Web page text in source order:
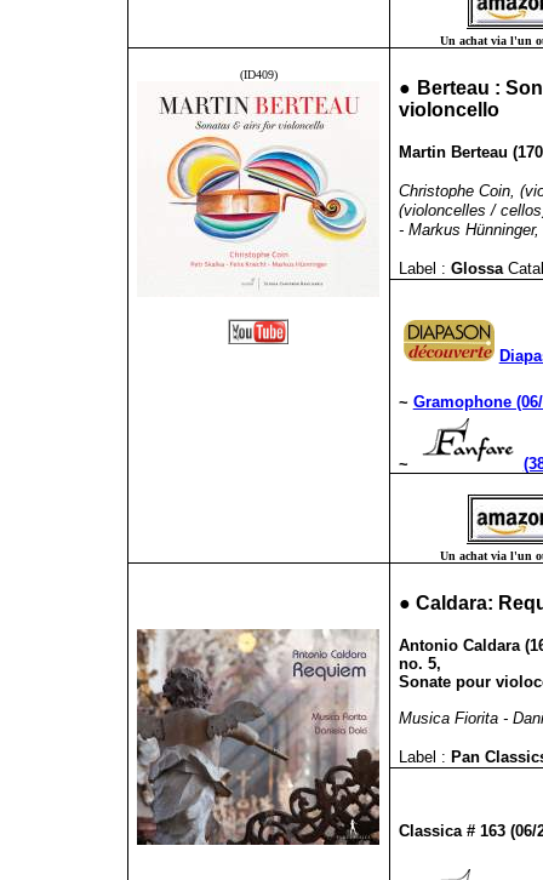
Un achat via l'un
(ID409) ● Berteau :
violoncello
Martin Berteau
Christophe Coin,
(violoncelles /
- Markus
Label : Glossa
~ Gramophone
~
Un achat via l'un
● Caldara:
Antonio Caldara
no. 5,
Sonate pour
Musica Fiorita -
Label : Pan
Classica # 163